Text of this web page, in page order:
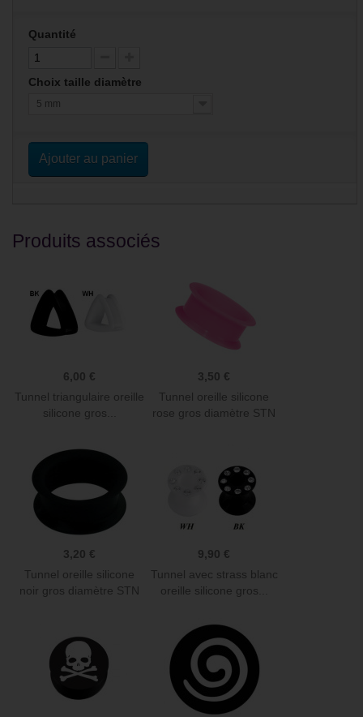
Quantité
Choix taille diamètre
5 mm
Ajouter au panier
Produits associés
6,00 €
Tunnel triangulaire oreille
silicone gros...
3,50 €
Tunnel oreille silicone
rose gros diamètre STN
3,20 €
Tunnel oreille silicone
noir gros diamètre STN
9,90 €
Tunnel avec strass blanc
oreille silicone gros...